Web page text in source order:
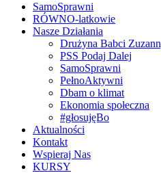
SamoSprawni
RÓWNO-latkowie
Nasze Działania
Drużyna Babci
PSS Podaj Dalej
SamoSprawni
PełnoAktywni
Dbam o klimat
Ekonomia społeczna
#głosujęBo
Aktualności
Kontakt
Wspieraj Nas
KURSY